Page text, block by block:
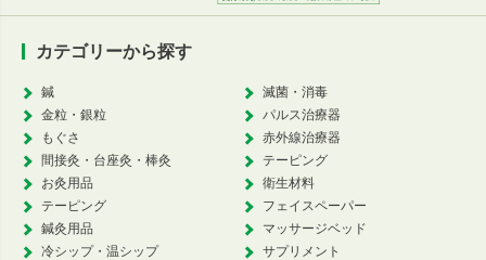
カテゴリーから探す
鍼
金粒・銀粒
もぐさ
間接灸・台座灸・棒灸
お灸用品
テーピング
鍼灸用品
冷シップ・温シップ
滅菌・消毒
パルス治療器
赤外線治療器
テーピング
衛生材料
フェイスペーパー
マッサージベッド
サプリメント